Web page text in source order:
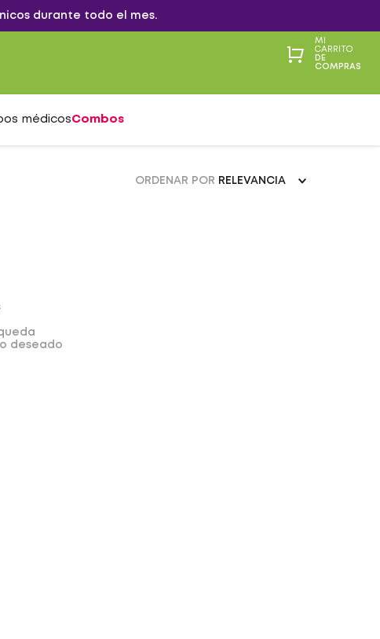
durante todo el mes.
MI
CARRITO
DE
COMPRAS
médicosCombos
ORDENAR POR RELEVANCIA
deseado